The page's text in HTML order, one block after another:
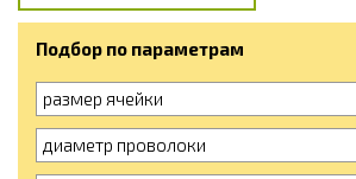
Подбор по параметрам
размер ячейки
диаметр проволоки